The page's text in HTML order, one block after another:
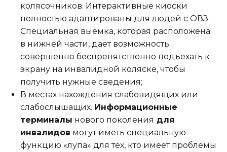
колясочников. Интерактивные киоски
полностью адаптированы для людей с ОВЗ.
Специальная выемка, которая расположена
в нижней части, дает возможность
совершенно беспрепятственно подъехать к
экрану на инвалидной коляске, чтобы
получить нужные сведения;
В местах нахождения слабовидящих или
слабослышащих. Информационные
терминалы нового поколения для
инвалидов могут иметь специальную
функцию «лупа» для тех, кто имеет проблемы